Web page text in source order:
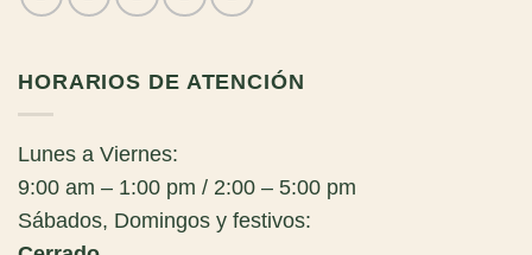
HORARIOS DE ATENCIÓN
Lunes a Viernes:
9:00 am – 1:00 pm / 2:00 – 5:00 pm
Sábados, Domingos y festivos: